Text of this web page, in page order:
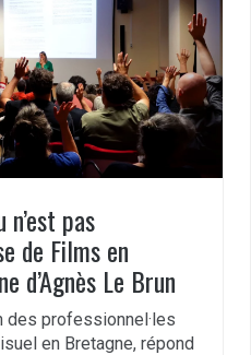
pas
de Films en
d’Agnès Le Brun
des professionnel·les
en Bretagne, répond